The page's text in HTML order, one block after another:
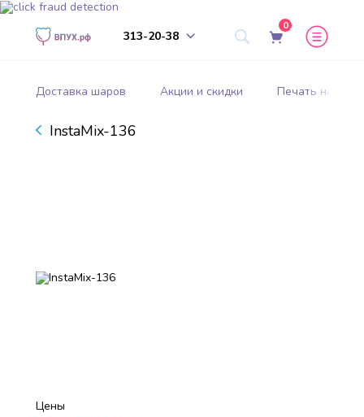
313-20-38
0
Доставка шаров Акции и скидки Печать на
InstaMix-136
Цены